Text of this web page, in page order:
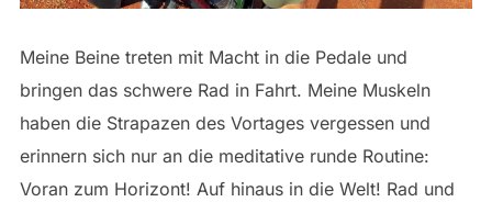
Meine Beine treten mit Macht in die Pedale und
bringen das schwere Rad in Fahrt. Meine Muskeln
haben die Strapazen des Vortages vergessen und
erinnern sich nur an die meditative runde Routine:
Voran zum Horizont! Auf hinaus in die Welt! Rad und